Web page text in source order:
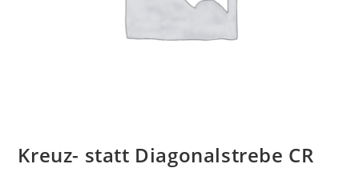
Kreuz- statt Diagonalstrebe CR